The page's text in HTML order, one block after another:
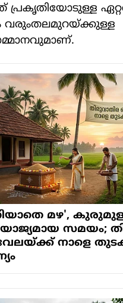
പ്രകൃതിയോടുള്ള
മഴ',
സമയം;
നാളെ